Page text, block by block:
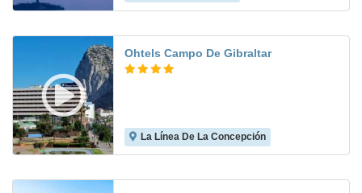
Ohtels Campo De Gibraltar
La Línea De La Concepción